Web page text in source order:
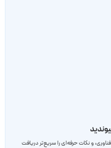
و نکات حرفه‌ای را سریع‌تر دریافت